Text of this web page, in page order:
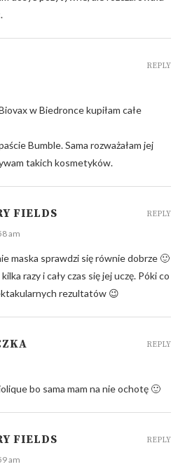
w Biedronce kupiłam całe
Bumble. Sama rozważałam jej
takich kosmetyków.
REPLY
FIELDS
am
maska sprawdzi się równie dobrze 🙂
razy i cały czas się jej uczę. Póki co
rezultatów 😉
REPLY
bo sama mam na nie ochotę 🙂
REPLY
FIELDS
am
REPLY